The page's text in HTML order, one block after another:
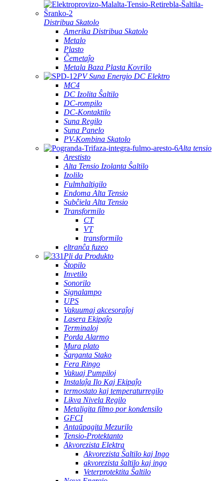
Distribua Skatolo
Amerika Distribua Skatolo
Metalo
Plasto
Ĉemetaĵo
Metala Baza Plasta Kovrilo
PV Suna Energio DC Elektro
MC4
DC Izolita Ŝaltilo
DC-rompilo
DC-Kontaktilo
Suna Regilo
Suna Panelo
PV-Kombina Skatolo
Alta tensio
Arestisto
Alta Tensio Izolanta Ŝaltilo
Izolilo
Fulmhaltigilo
Endoma Alta Tensio
Subĉiela Alta Tensio
Transformilo
CT
VT
transformilo
eltranĉa fuzeo
Pli da Produkto
Ŝtopilo
Invetilo
Sonorilo
Signalampo
UPS
Vakuumaj akcesoraĵoj
Lasera Ekipaĵo
Terminaloj
Porda Alarmo
Mura plato
Ŝarganta Stako
Fera Ringo
Vakuaj Pumpiloj
Instalaĵa Ilo Kaj Ekipaĵo
termostato kaj temperaturregilo
Likva Nivela Regilo
Metaligita filmo por kondensilo
GFCI
Antaŭpagita Mezurilo
Tensio-Protektanto
Akvorezista Elektra
Akvorezista Ŝaltilo kaj Ingo
akvorezista ŝaltilo kaj ingo
Veterprotektita Ŝaltilo